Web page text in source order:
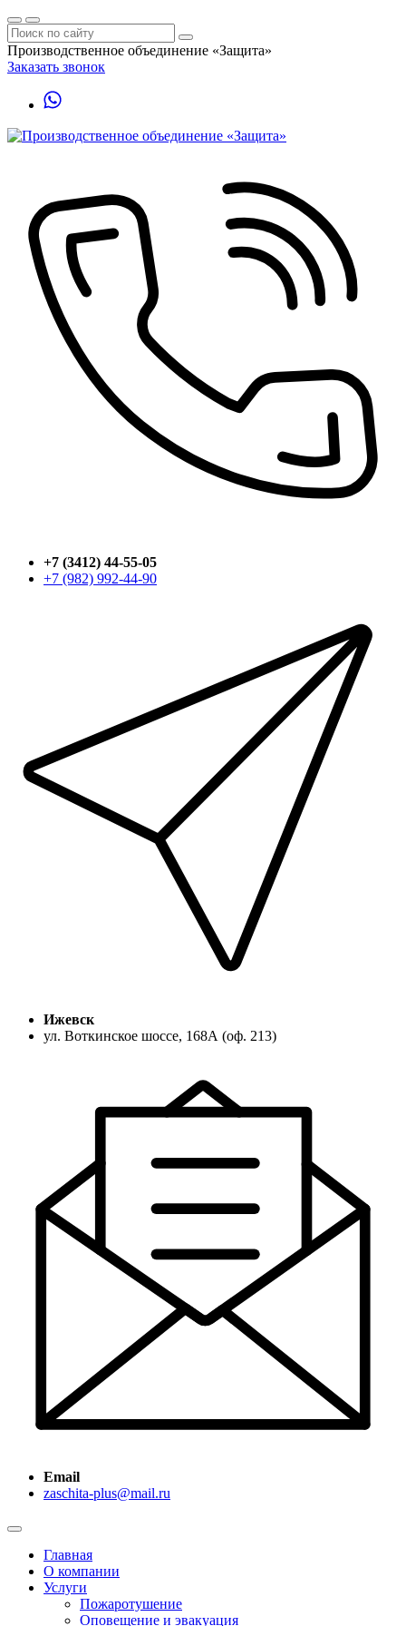
Производственное объединение «Защита»
Заказать звонок
+7 (3412) 44-55-05
+7 (982) 992-44-90
Ижевск
ул. Воткинское шоссе, 168А (оф. 213)
Email
zaschita-plus@mail.ru
Главная
О компании
Услуги
Пожаротушение
Оповещение и эвакуация